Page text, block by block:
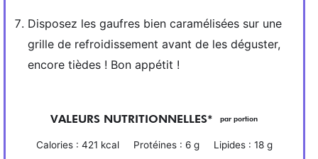
Disposez les gaufres bien caramélisées sur une
grille de refroidissement avant de les déguster,
encore tièdes ! Bon appétit !
VALEURS NUTRITIONNELLES* par portion
Calories : 421 kcal Protéines : 6g Lipides : 18g